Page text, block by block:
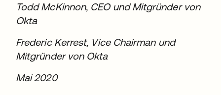
Todd McKinnon, CEO und Mitgründer von
Okta
Frederic Kerrest, Vice Chairman und
Mitgründer von Okta
Mai 2020